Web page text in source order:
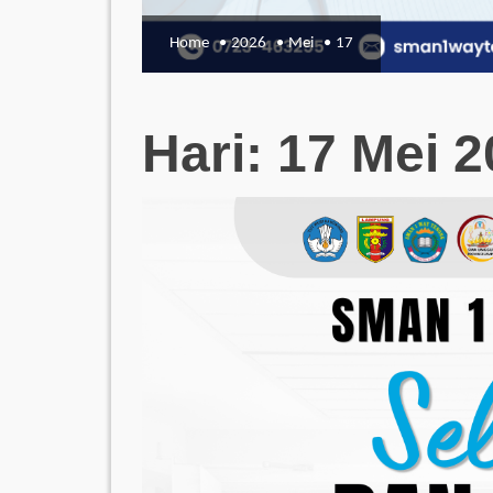
Home 2026 Mei 17
Hari: 17 Mei